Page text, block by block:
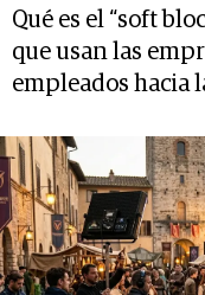
Qué es el “soft
que usan las
empleados hacia